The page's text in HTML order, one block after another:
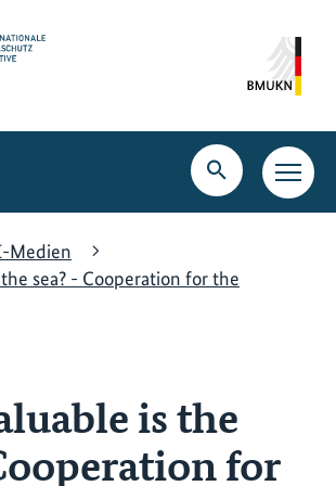
Suche
öffnen
Medien
sea? - Cooperation for the
is the
for